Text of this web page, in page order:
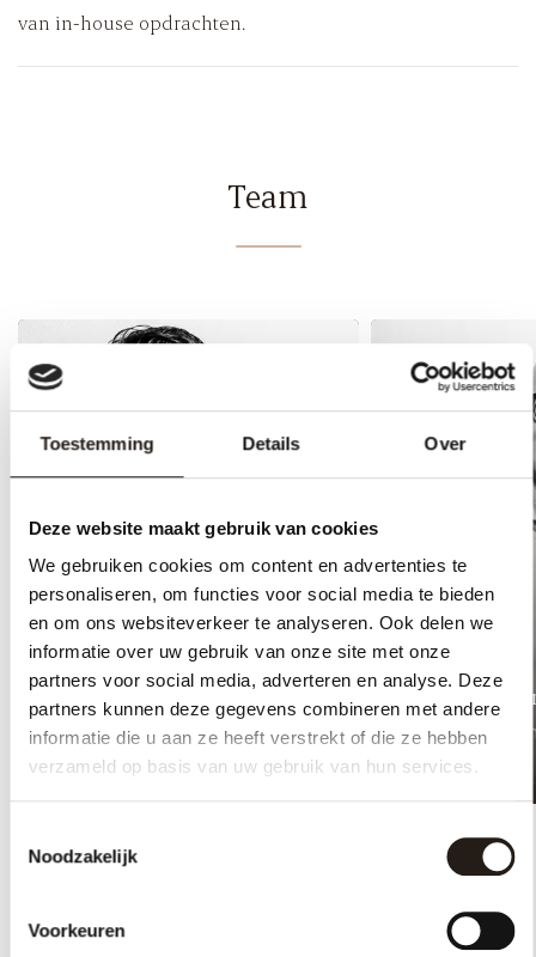
Toestemming Details Over
Deze website maakt gebruik van cookies
We gebruiken cookies om content en advertenties te
personaliseren, om functies voor social media te bieden
en om ons websiteverkeer te analyseren. Ook delen we
informatie over uw gebruik van onze site met onze
partners voor social media, adverteren en analyse. Deze
partners kunnen deze gegevens combineren met andere
informatie die u aan ze heeft verstrekt of die ze hebben
verzameld op basis van uw gebruik van hun services.
Noodzakelijk
Voorkeuren
van in-house opdrachten.
Team
Tom Brouwer
Advocaat, curator en M-
Partner
Bastian
Advocaat,
en M-Partner